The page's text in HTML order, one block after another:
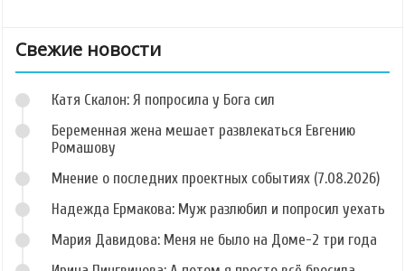
Свежие новости
Катя Скалон: Я попросила у Бога сил
Беременная жена мешает развлекаться Евгению
Ромашову
Мнение о последних проектных событиях (7.08.2026)
Надежда Ермакова: Муж разлюбил и попросил уехать
Мария Давидова: Меня не было на Доме-2 три года